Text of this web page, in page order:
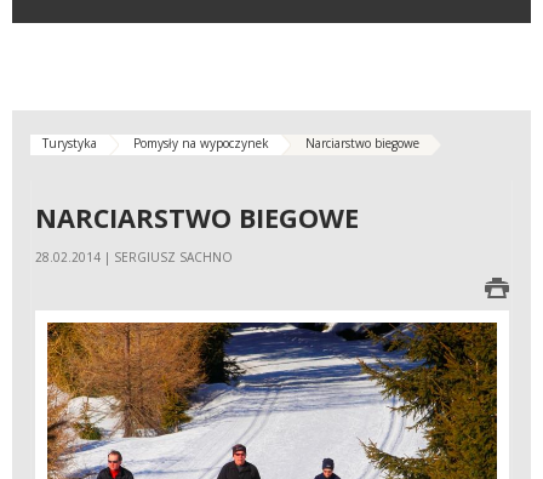
Turystyka Pomysły na wypoczynek Narciarstwo biegowe
NARCIARSTWO BIEGOWE
28.02.2014 | SERGIUSZ SACHNO